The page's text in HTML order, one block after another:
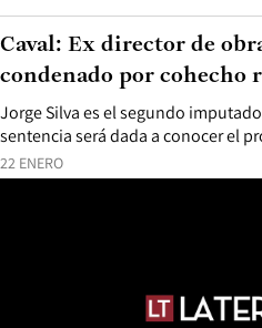
22 ENERO
Jorge Silva es el segundo
sentencia será dada a conocer el
Caval: Ex director de
condenado por cohecho